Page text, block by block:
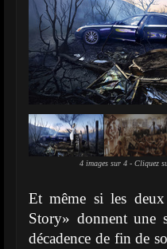
4 images sur 4 - Cliquez
Et même si les
Story» donnent une
décadence de fin de